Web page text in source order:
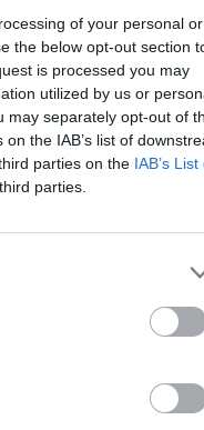
of your personal or
the below opt-out section
is processed you may
utilized by us or
may separately opt-out of
the IAB’s list of
parties on the IAB’s List
parties.
diRuben
male:
preferendo
vola
La